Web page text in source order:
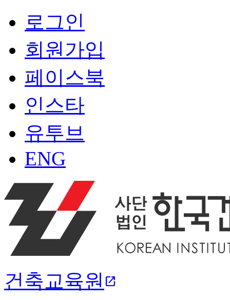
로그인
회원가입
페이스북
인스타
유투브
ENG
건축교육원 open_in_new